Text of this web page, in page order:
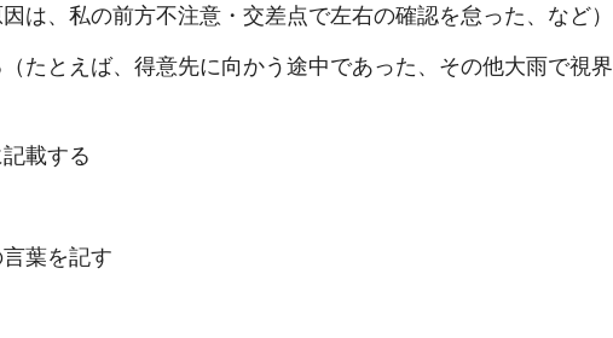
は、私の前方不注意・交差点で左右の確認を怠った、など）
たとえば、得意先に向かう途中であった、その他大雨で視界
載する
葉を記す